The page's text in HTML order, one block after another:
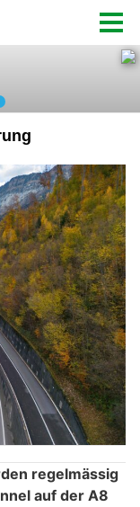
regelmässig
auf der A8